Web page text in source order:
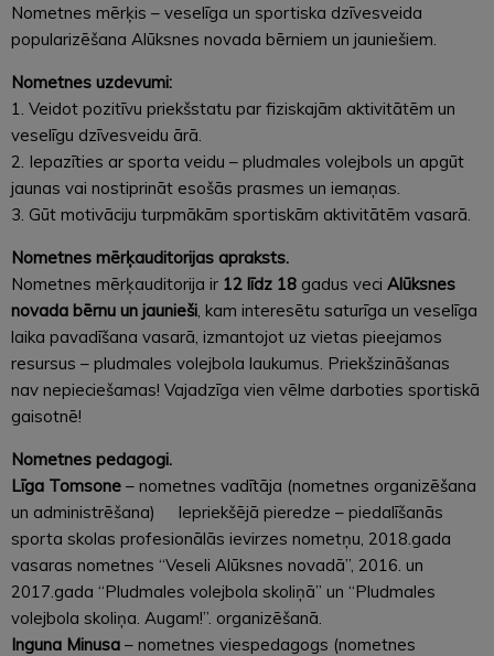
Nometnes mērķis – veselīga un sportiska dzīvesveida
popularizēšana Alūksnes novada bērniem un jauniešiem.
Nometnes uzdevumi:
1. Veidot pozitīvu priekšstatu par fiziskajām aktivitātēm un
veselīgu dzīvesveidu ārā.
2. Iepazīties ar sporta veidu – pludmales volejbols un apgūt
jaunas vai nostiprināt esošās prasmes un iemaņas.
3. Gūt motivāciju turpmākām sportiskām aktivitātēm vasarā.
Nometnes mērķauditorijas apraksts.
Nometnes mērķauditorija ir 12 līdz 18 gadus veci Alūksnes
novada bērnu un jaunieši , kam interesētu saturīga un veselīga
laika pavadīšana vasarā, izmantojot uz vietas pieejamos
resursus – pludmales volejbola laukumus. Priekšzināšanas
nav nepieciešamas! Vajadzīga vien vēlme darboties sportiskā
gaisotnē!
Nometnes pedagogi.
Līga Tomsone – nometnes vadītāja (nometnes organizēšana
un administrēšana) Iepriekšējā pieredze – piedalīšanās
sporta skolas profesionālās ievirzes nometņu, 2018.gada
vasaras nometnes “Veseli Alūksnes novadā”, 2016. un
2017.gada “Pludmales volejbola skoliņā” un “Pludmales
volejbola skoliņa. Augam!”. organizēšanā.
Inguna Minusa – nometnes viespedagogs (nometnes